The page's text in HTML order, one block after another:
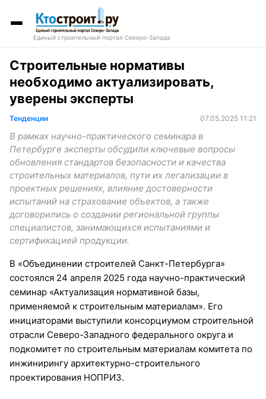
Единый строительный портал Северо-Запада
Строительные нормативы
необходимо актуализировать,
уверены эксперты
Тенденции 07.05.2025 11:21
В рамках научно-практического семинара в
Петербурге эксперты обсудили ключевые вопросы
обновления стандартов безопасности и качества
строительных материалов, пути их легализации в
проектных решениях, влияние достоверности
испытаний на страхование объектов, а также
договорились о создании региональной группы
специалистов, занимающихся испытаниями и
сертификацией продукции.
В «Объединении строителей Санкт-Петербурга»
состоялся 24 апреля 2025 года научно-практический
семинар «Актуализация нормативной базы,
применяемой к строительным материалам». Его
инициаторами выступили консорциумом строительной
отрасли Северо-Западного федерального округа и
подкомитет по строительным материалам комитета по
инжинирингу архитектурно-строительного
проектирования НОПРИЗ.